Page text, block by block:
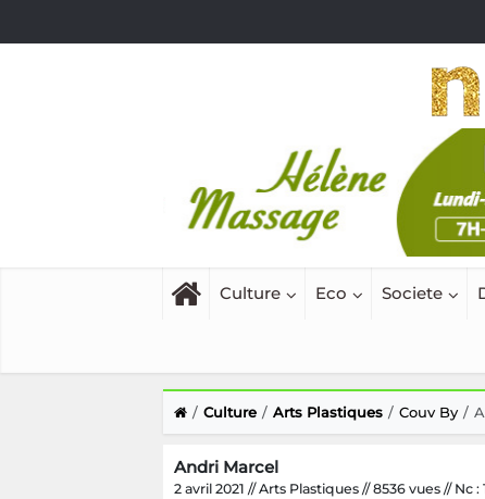
Culture Eco Societe
Culture Arts Plastiques Couv By
Andri Marcel
2 avril 2021 // Arts Plastiques // 8536 vues // Nc :